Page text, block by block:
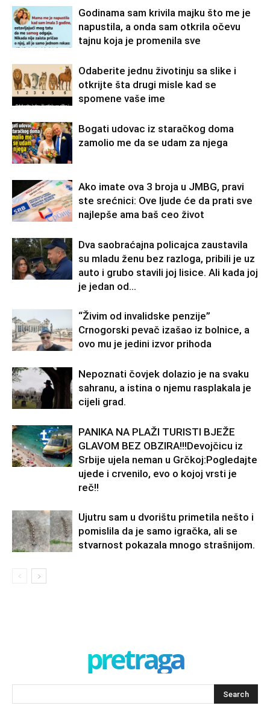
Godinama sam krivila majku što me je
napustila, a onda sam otkrila očevu
tajnu koja je promenila sve
Odaberite jednu životinju sa slike i
otkrijte šta drugi misle kad se
spomene vaše ime
Bogati udovac iz staračkog doma
zamolio me da se udam za njega
Ako imate ova 3 broja u JMBG, pravi
ste srećnici: Ove ljude će da prati sve
najlepše ama baš ceo život
Dva saobraćajna policajca zaustavila
su mladu ženu bez razloga, pribili je uz
auto i grubo stavili joj lisice. Ali kada joj
je jedan od...
“Živim od invalidske penzije”
Crnogorski pevač izašao iz bolnice, a
ovo mu je jedini izvor prihoda
Nepoznati čovjek dolazio je na svaku
sahranu, a istina o njemu rasplakala je
cijeli grad.
PANIKA NA PLAŽI TURISTI BJEŽE
GLAVOM BEZ OBZIRA!!!Devojčicu iz
Srbije ujela neman u Grčkoj:Pogledajte
ujede i crvenilo, evo o kojoj vrsti je
reč!!
Ujutru sam u dvorištu primetila nešto i
pomislila da je samo igračka, ali se
stvarnost pokazala mnogo strašnijom.
pretraga